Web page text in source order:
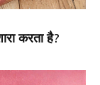
करता है?